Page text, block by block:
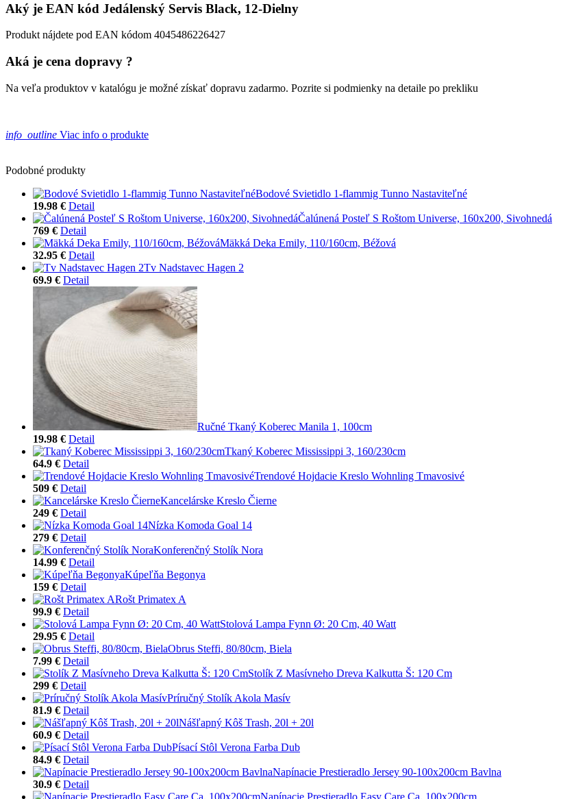
Aký je EAN kód Jedálenský Servis Black, 12-Dielny
Produkt nájdete pod EAN kódom 4045486226427
Aká je cena dopravy ?
Na veľa produktov v katalógu je možné získať dopravu zadarmo. Pozrite si podmienky na detaile po prekliku
info_outline Viac info o produkte
Podobné produkty
Bodové Svietidlo 1-flammig Tunno Nastaviteľné
19.98 € Detail
Čalúnená Posteľ S Roštom Universe, 160x200, Sivohnedá
769 € Detail
Mäkká Deka Emily, 110/160cm, Béžová
32.95 € Detail
Tv Nadstavec Hagen 2
69.9 € Detail
Ručné Tkaný Koberec Manila 1, 100cm
19.98 € Detail
Tkaný Koberec Mississippi 3, 160/230cm
64.9 € Detail
Trendové Hojdacie Kreslo Wohnling Tmavosivé
509 € Detail
Kancelárske Kreslo Čierne
249 € Detail
Nízka Komoda Goal 14
279 € Detail
Konferenčný Stolík Nora
14.99 € Detail
Kúpeľňa Begonya
159 € Detail
Rošt Primatex A
99.9 € Detail
Stolová Lampa Fynn Ø: 20 Cm, 40 Watt
29.95 € Detail
Obrus Steffi, 80/80cm, Biela
7.99 € Detail
Stolík Z Masívneho Dreva Kalkutta Š: 120 Cm
299 € Detail
Príručný Stolík Akola Masív
81.9 € Detail
Nášľapný Kôš Trash, 20l + 20l
60.9 € Detail
Písací Stôl Verona Farba Dub
84.9 € Detail
Napínacie Prestieradlo Jersey 90-100x200cm Bavlna
30.9 € Detail
Napínacie Prestieradlo Easy Care Ca. 100x200cm